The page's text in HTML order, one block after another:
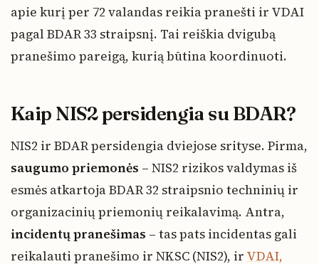
apie kurį per 72 valandas reikia pranešti ir VDAI
pagal BDAR 33 straipsnį. Tai reiškia dvigubą
pranešimo pareigą, kurią būtina koordinuoti.
Kaip NIS2 persidengia su BDAR?
NIS2 ir BDAR persidengia dviejose srityse. Pirma,
saugumo priemonės – NIS2 rizikos valdymas iš
esmės atkartoja BDAR 32 straipsnio techninių ir
organizacinių priemonių reikalavimą. Antra,
incidentų pranešimas – tas pats incidentas gali
reikalauti pranešimo ir NKSC (NIS2), ir VDAI,